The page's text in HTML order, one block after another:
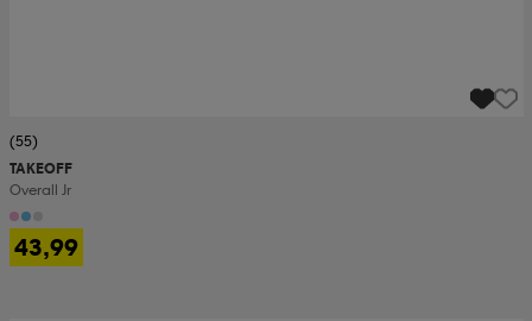
(55)
TAKEOFF
Overall Jr
43,99